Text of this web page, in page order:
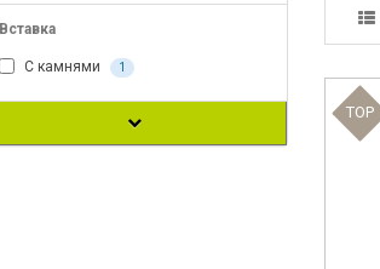
Вставка
С камнями 1
TOP